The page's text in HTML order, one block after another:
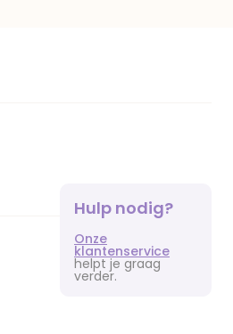
Hulp nodig?
Onze
klantenservice
helpt je graag
verder.